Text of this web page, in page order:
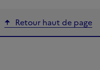
Retour haut de page